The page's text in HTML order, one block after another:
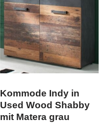
Kommode Indy in
Used Wood Shabby
mit Matera grau